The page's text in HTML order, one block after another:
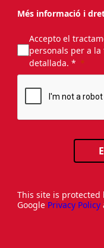
Més informació i
Accepto el
personals per a
detallada. *
This site is protected
Google Privacy Policy